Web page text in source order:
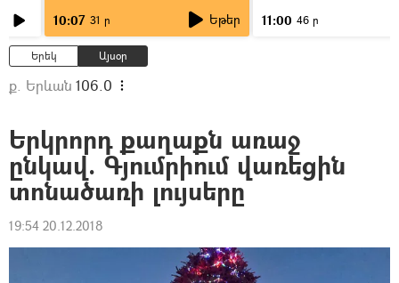
10:07 31 ր Եթեր 11:00 46 ր
Երեկ Այսօր
ք. Երևան 106.0
Երկրորդ քաղաքն առաջ
ընկավ. Գյումրիում վառեցին
տոնածառի լույսերը
19:54 20.12.2018